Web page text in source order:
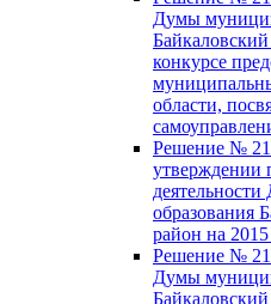
Думы
конкурсе
области,
Решение №
утверждении
образования
район на
Решение №
Думы